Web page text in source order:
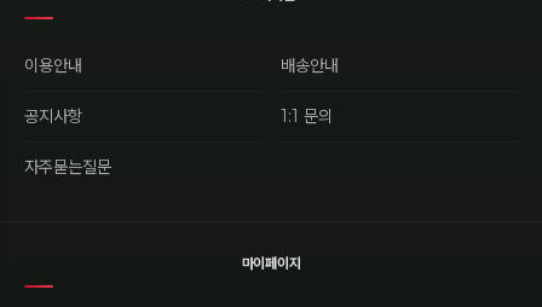
이용안내 배송안내
공지사항 1:1 문의
자주묻는질문
마이페이지